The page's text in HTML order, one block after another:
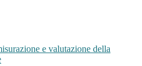
e valutazione della